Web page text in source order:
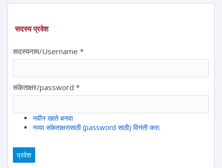
सदस्य प्रवेश
सदस्यनाम/Username *
संकेताक्षर/password *
नवीन खाते बनवा
नव्या संकेताक्षरासाठी (password साठी) विनंती करा.